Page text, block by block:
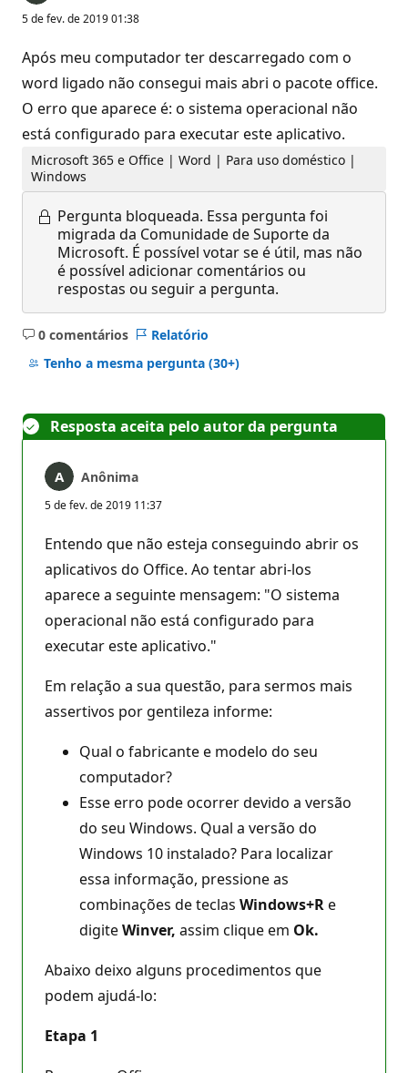
5 de fev. de 2019 01:38
Após meu computador ter descarregado com o
word ligado não consegui mais abri o pacote office.
O erro que aparece é: o sistema operacional não
está configurado para executar este aplicativo.
Microsoft 365 e Office | Word | Para uso doméstico |
Windows
Pergunta bloqueada. Essa pergunta foi
migrada da Comunidade de Suporte da
Microsoft. É possível votar se é útil, mas não
é possível adicionar comentários ou
respostas ou seguir a pergunta.
0 comentários
Sem
comentários
Relatório
Tenho a mesma pergunta (30+)
Resposta aceita pelo autor da pergunta
Anônima
5 de fev. de 2019 11:37
Entendo que não esteja conseguindo abrir os
aplicativos do Office. Ao tentar abri-los
aparece a seguinte mensagem: "O sistema
operacional não está configurado para
executar este aplicativo."
Em relação a sua questão, para sermos mais
assertivos por gentileza informe:
Qual o fabricante e modelo do seu
computador?
Esse erro pode ocorrer devido a versão
do seu Windows. Qual a versão do
Windows 10 instalado? Para localizar
essa informação, pressione as
combinações de teclas Windows+Re
digiteWinver, assim clique em Ok.
Abaixo deixo alguns procedimentos que
podem ajudá-lo:
Etapa 1